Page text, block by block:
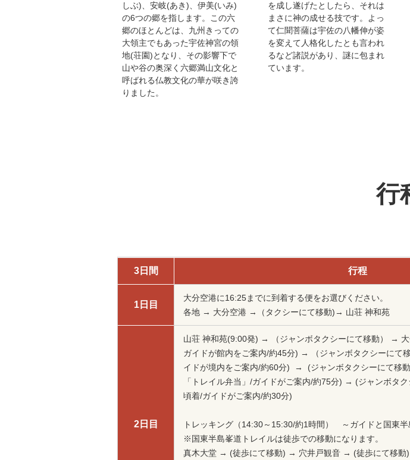
しぶ)、安岐(あき)、伊美(いみ)
の6つの郷を指します。この六
郷のほとんどは、九州きっての
大領主でもあった宇佐神宮の領
地(荘園)となり、その影響下で
山や谷の奥深く六郷満山文化と
呼ばれる仏教文化の華が咲き誇
りました。
を成し遂げたとしたら、それは
まさに神の成せる技です。よっ
て仁聞菩薩は宇佐の八幡伸が姿
を変えて人格化したとも言われ
るなど諸説があり、謎に包まれ
ています。
行
3日間 行程
1日目
大分空港に16:25までに到着する便をお選びください。
各地 → 大分空港 →（タクシーにて移動)→ 山荘 神和苑
2日目
山荘 神和苑(9:00発) → （ジャンボタクシーにて移動） →
ガイドが館内をご案内/約45分) → （ジャンボタクシーにて
イドが境内をご案内/約60分) → (ジャンボタクシーにて移
「トレイル弁当」/ガイドがご案内/約75分) → (ジャンボタ
頃着/ガイドがご案内/約30分)
トレッキング（14:30～15:30/約1時間） ～ガイドと国東半
※国東半島峯道トレイルは徒歩での移動になります。
真木大堂 → (徒歩にて移動) → 穴井戸観音 → (徒歩にて移動)